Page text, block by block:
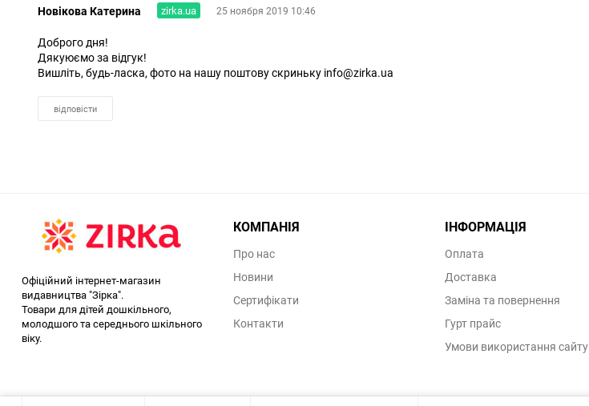
Новікова Катерина zirka.ua 25 ноября 2019 10:46
Доброго дня!
Дякуюємо за відгук!
Вишліть, будь-ласка, фото на нашу поштову скриньку info@zirka.ua
відповісти
Офіційний інтернет-магазин
видавництва "Зірка".
Товари для дітей дошкільного,
молодшого та середнього шкільного
віку.
КОМПАНІЯ
Про нас
Новини
Сертифікати
Контакти
ІНФОРМАЦІЯ
Оплата
Доставка
Заміна та повернення
Гурт прайс
Умови використання сайту